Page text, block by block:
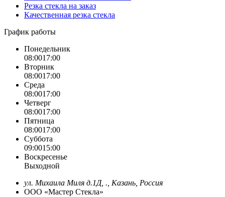
Резка стекла на заказ
Качественная резка стекла
График работы
Понедельник
08:0017:00
Вторник
08:0017:00
Среда
08:0017:00
Четверг
08:0017:00
Пятница
08:0017:00
Суббота
09:0015:00
Воскресенье
Выходной
ул. Михаила Миля д.1Д, ., Казань, Россия
ООО «Мастер Стекла»